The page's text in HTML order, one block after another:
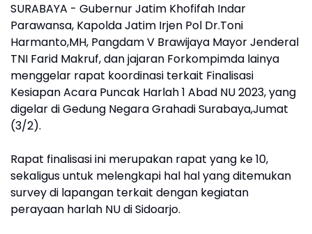
SURABAYA - Gubernur Jatim Khofifah Indar
Parawansa, Kapolda Jatim Irjen Pol Dr.Toni
Harmanto,MH, Pangdam V Brawijaya Mayor Jenderal
TNI Farid Makruf, dan jajaran Forkompimda lainya
menggelar rapat koordinasi terkait Finalisasi
Kesiapan Acara Puncak Harlah 1 Abad NU 2023, yang
digelar di Gedung Negara Grahadi Surabaya,Jumat
(3/2).
Rapat finalisasi ini merupakan rapat yang ke 10,
sekaligus untuk melengkapi hal hal yang ditemukan
survey di lapangan terkait dengan kegiatan
perayaan harlah NU di Sidoarjo.